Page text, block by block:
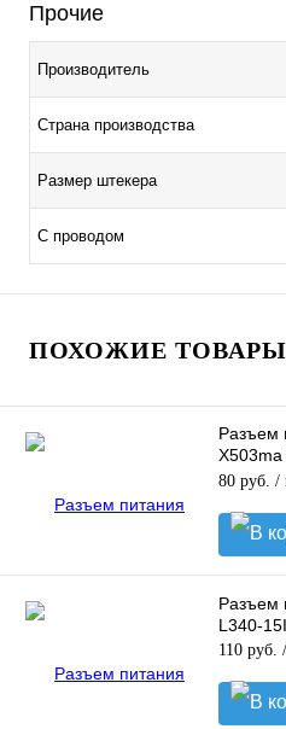
Прочие
Производитель
Страна производства
Размер штекера
С проводом
ПОХОЖИЕ ТОВАРЫ
Разъем
R515MA
80 руб. /
Разъем
L340-
110 руб.